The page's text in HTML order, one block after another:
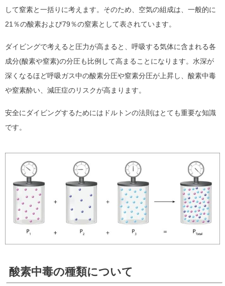
して窒素と一括りに考えます。そのため、空気の組成は、一般的に
21％の酸素および79％の窒素として表されています。
ダイビングで考えると圧力が高まると、呼吸する気体に含まれる各
成分(酸素や窒素)の分圧も比例して高まることになります。水深が
深くなるほど呼吸ガス中の酸素分圧や窒素分圧が上昇し、酸素中毒
や窒素酔い、減圧症のリスクが高まります。
安全にダイビングするためにはドルトンの法則はとても重要な知識
です。
酸素中毒の種類について